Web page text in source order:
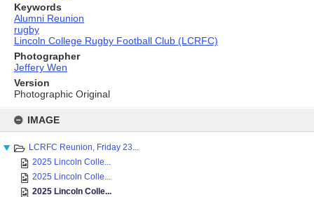
content
IMAGE
LCRFC Reunion, Friday 23...
2025 Lincoln Colle...
2025 Lincoln Colle...
2025 Lincoln Colle...
Keywords
Alumni Reunion
rugby
Lincoln College Rugby Football Club (LCRFC)
Photographer
Jeffery Wen
Version
Photographic Original